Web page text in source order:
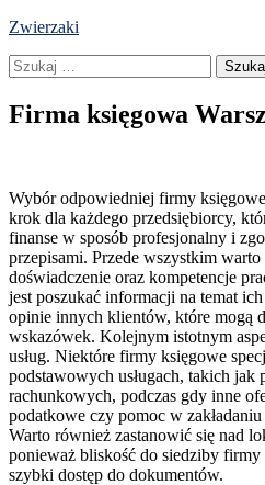
Skip
content
Zwierzaki
Szukaj:
Firma księgowa
Wybór odpowiedniej firmy
krok dla każdego przedsiębiorcy,
finanse w sposób profesjonalny i
przepisami. Przede wszystkim
doświadczenie oraz kompetencje
jest poszukać informacji na temat
opinie innych klientów, które mogą
wskazówek. Kolejnym istotnym
usług. Niektóre firmy księgowe
podstawowych usługach, takich jak
rachunkowych, podczas gdy inne
podatkowe czy pomoc w
Warto również zastanowić się nad
ponieważ bliskość do siedziby firmy
szybki dostęp do dokumentów.